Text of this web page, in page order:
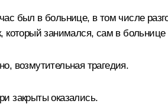
был в больнице, в том числе
который занимался, сам в
возмутительная трагедия.
закрыты оказались.